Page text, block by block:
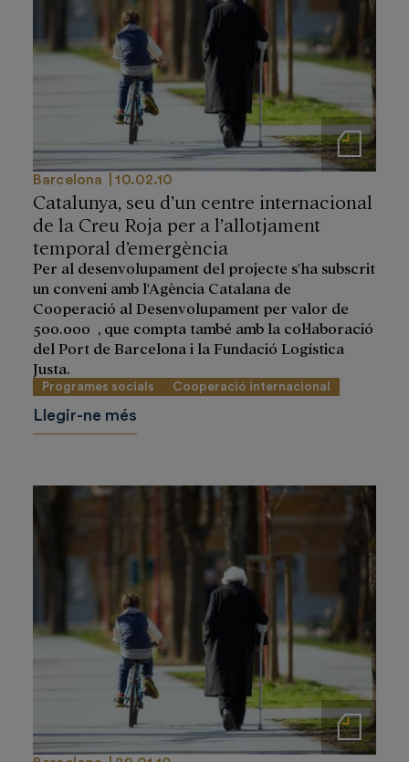
Notas de prensa
Barcelona 10.02.10
Catalunya, seu d’un centre internacional
de la Creu Roja per a l’allotjament
temporal d’emergència
Per al desenvolupament del projecte s'ha subscrit
un conveni amb l'Agència Catalana de
Cooperació al Desenvolupament per valor de
500.000  , que compta també amb la col·laboració
del Port de Barcelona i la Fundació Logística
Justa.
Programes socials Cooperació internacional
Llegir-ne més
Notas de prensa